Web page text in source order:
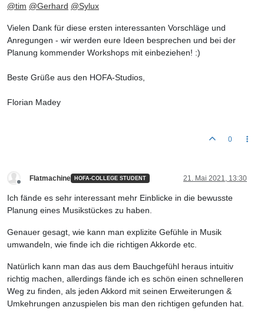
@tim @Gerhard @Sylux
Vielen Dank für diese ersten interessanten Vorschläge und
Anregungen - wir werden eure Ideen besprechen und bei der
Planung kommender Workshops mit einbeziehen! :)
Beste Grüße aus den HOFA-Studios,
Florian Madey
0
Flatmachine HOFA-COLLEGE STUDENT 21. Mai 2021, 13:30
Ich fände es sehr interessant mehr Einblicke in die bewusste
Planung eines Musikstückes zu haben.
Genauer gesagt, wie kann man explizite Gefühle in Musik
umwandeln, wie finde ich die richtigen Akkorde etc.
Natürlich kann man das aus dem Bauchgefühl heraus intuitiv
richtig machen, allerdings fände ich es schön einen schnelleren
Weg zu finden, als jeden Akkord mit seinen Erweiterungen &
Umkehrungen anzuspielen bis man den richtigen gefunden hat.